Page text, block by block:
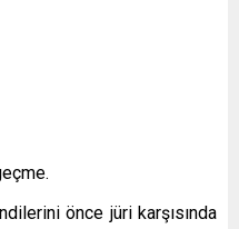
önce jüri karşısında